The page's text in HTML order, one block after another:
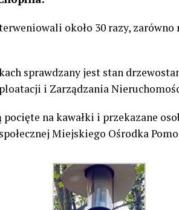
około 30 razy,
sprawdzany jest stan
i Zarządzania
pocięte na kawałki i przekazane
Miejskiego Ośrodka